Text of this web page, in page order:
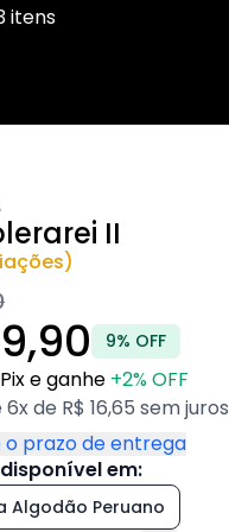
itens
DADDY
II
9% OFF
e ganhe +2% OFF
de R$ 16,65 sem juros
o prazo de entrega
em:
Algodão Peruano